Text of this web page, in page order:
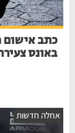
כתב אישום
באונס
אחלה חדשות